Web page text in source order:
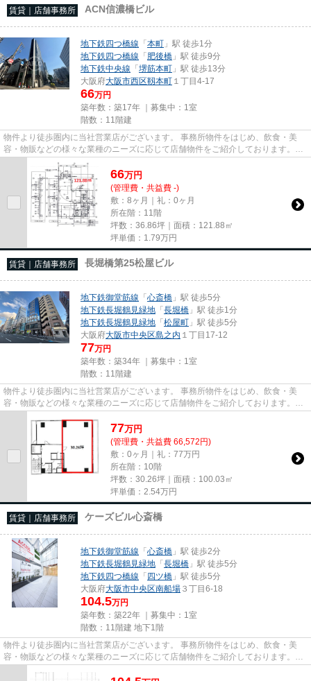
賃貸｜店舗事務所 ACN信濃橋ビル
地下鉄四つ橋線 「本町 」駅 徒歩1分
地下鉄四つ橋線 「肥後橋 」駅 徒歩9分
地下鉄中央線 「堺筋本町 」駅 徒歩13分
大阪府大阪市西区靱本町 １丁目4-17
66万円
築年数：築17年 ｜募集中： 1室
階数：11階建
物件より徒歩圏内に当社営業店がございます。 事務所物件をはじめ、飲食・美
容・物販などの様々な業種のニーズに応じて店舗物件をご紹介しております。
尚、弊社ではおとり広告は一切...
66万円
(管理費・共益費 -)
敷：8ヶ月｜礼：0ヶ月
所在階：11階
坪数：36.86坪｜面積：121.88㎡
坪単価： 1.79万円
賃貸｜店舗事務所 長堀橋第25松屋ビル
地下鉄御堂筋線 「心斎橋 」駅 徒歩5分
地下鉄長堀鶴見緑地 「長堀橋 」駅 徒歩1分
地下鉄長堀鶴見緑地 「松屋町 」駅 徒歩5分
大阪府大阪市中央区島之内 １丁目17-12
77万円
築年数：築34年 ｜募集中： 1室
階数：11階建
物件より徒歩圏内に当社営業店がございます。 事務所物件をはじめ、飲食・美
容・物販などの様々な業種のニーズに応じて店舗物件をご紹介しております。
尚、弊社ではおとり広告は一切...
77万円
(管理費・共益費 66,572円)
敷：0ヶ月｜礼：77万円
所在階：10階
坪数：30.26坪｜面積：100.03㎡
坪単価： 2.54万円
賃貸｜店舗事務所 ケーズビル心斎橋
地下鉄御堂筋線 「心斎橋 」駅 徒歩2分
地下鉄長堀鶴見緑地 「長堀橋 」駅 徒歩5分
地下鉄四つ橋線 「四ツ橋 」駅 徒歩5分
大阪府大阪市中央区南船場 ３丁目6-18
104.5万円
築年数：築22年 ｜募集中： 1室
階数：11階建 地下1階
物件より徒歩圏内に当社営業店がございます。 事務所物件をはじめ、飲食・美
容・物販などの様々な業種のニーズに応じて店舗物件をご紹介しております。
尚、弊社ではおとり広告は一切...